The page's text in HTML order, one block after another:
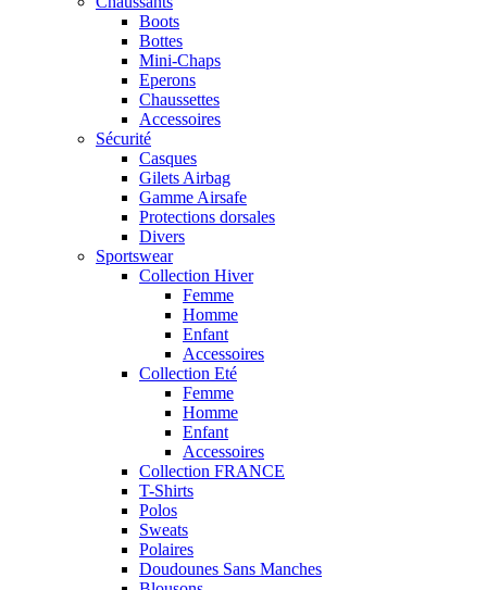
Boots
Bottes
Mini-Chaps
Eperons
Chaussettes
Accessoires
Sécurité
Casques
Gilets Airbag
Gamme Airsafe
Protections dorsales
Divers
Sportswear
Collection Hiver
Femme
Homme
Enfant
Accessoires
Collection Eté
Femme
Homme
Enfant
Accessoires
Collection FRANCE
T-Shirts
Polos
Sweats
Polaires
Doudounes Sans Manches